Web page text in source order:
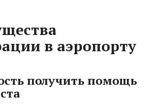
в аэропорту
получить помощь